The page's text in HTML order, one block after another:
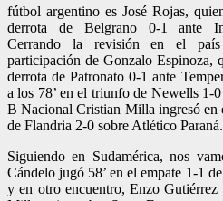
fútbol argentino es José Rojas,
derrota de Belgrano 0-1 ante
Cerrando la revisión en el país
participación de Gonzalo Espinoza,
derrota de Patronato 0-1 ante
a los 78’ en el triunfo de Newells 1-
B Nacional Cristian Milla ingresó en
de Flandria 2-0 sobre Atlético Paraná.
Siguiendo en Sudamérica, nos
Cándelo jugó 58’ en el empate 1-1
y en otro encuentro, Enzo